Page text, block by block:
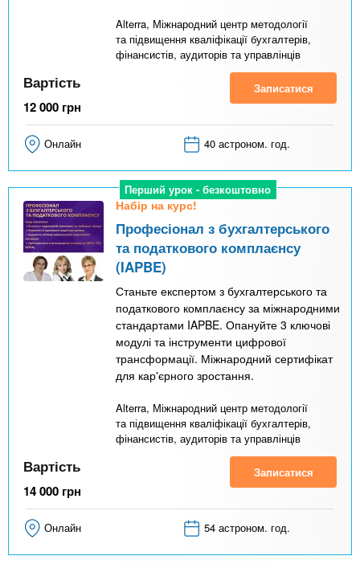
Alterra, Міжнародний центр методології
та підвищення кваліфікації бухгалтерів,
фінансистів, аудиторів та управлінців
Вартість
12 000 грн
Записатися
Онлайн 40 астроном. год.
Перший урок - безкоштовно
Набір на курс!
Професіонал з бухгалтерського
та податкового комплаєнсу
(IAPBE)
Станьте експертом з бухгалтерського та
податкового комплаєнсу за міжнародними
стандартами IAPBE. Опануйте 3 ключові
модулі та інструменти цифрової
трансформації. Міжнародний сертифікат
для кар'єрного зростання.
Alterra, Міжнародний центр методології
та підвищення кваліфікації бухгалтерів,
фінансистів, аудиторів та управлінців
Вартість
14 000 грн
Записатися
Онлайн 54 астроном. год.